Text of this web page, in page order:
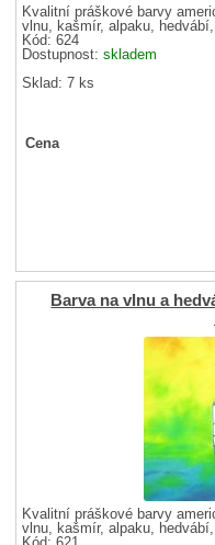
Kvalitní práškové barvy
vlnu, kašmír, alpaku,
Kód: 624
Dostupnost:skladem
Sklad: 7 ks
Cena
Barva na vlnu a
Kvalitní práškové barvy
vlnu, kašmír, alpaku,